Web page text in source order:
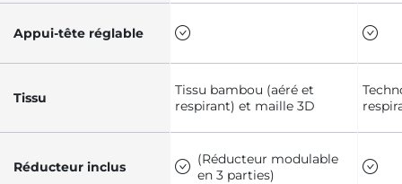
Appui-tête réglable
Tissu
Tissu bambou (aéré et
respirant) et maille 3D
Réducteur inclus
(Réducteur modulable
en 3 parties)